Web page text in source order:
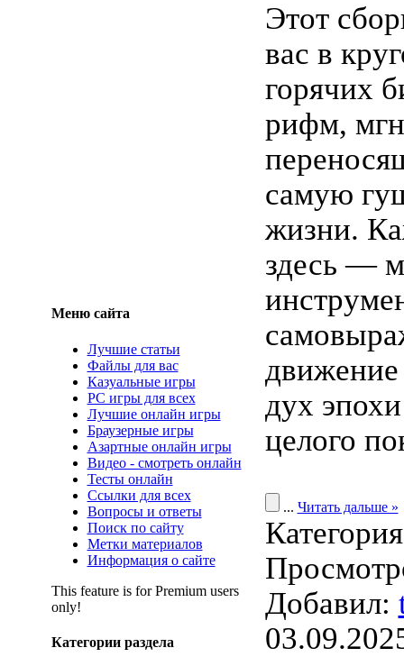
Меню сайта
Лучшие статьи
Файлы для вас
Казуальные игры
PC игры для всех
Лучшие онлайн игры
Браузерные игры
Азартные онлайн игры
Видео - смотреть онлайн
Тесты онлайн
Ссылки для всех
Вопросы и ответы
Поиск по сайту
Метки материалов
Информация о сайте
This feature is for Premium users
only!
Категории раздела
Этот
вас в
горячих
рифм,
самую
жизни.
здесь —
движение
дух
целого
... Читать дальше »
Добавил: